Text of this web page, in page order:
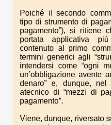
Poiché il secondo
tipo di strumento di
pagamento”), si ritiene
portata applicativa
contenuto al primo
termini generici agli
intendersi come “ogni
un’obbligazione avente
denaro” e, dunque,
atecnico di “mezzi di
pagamento”.
Viene, dunque, riversato